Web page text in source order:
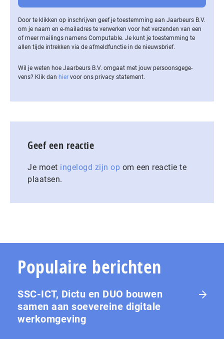
Door te klikken op inschrijven geef je toestemming aan Jaarbeurs B.V.
om je naam en e-mailadres te verwerken voor het verzenden van een
of meer mailings namens Computable. Je kunt je toestemming te
allen tijde intrekken via de af­meld­func­tie in de nieuwsbrief.
Wil je weten hoe Jaarbeurs B.V. omgaat met jouw per­soons­ge­ge­
vens? Klik dan hier voor ons privacy statement.
Geef een reactie
Je moet ingelogd zijn op om een reactie te
plaatsen.
Populaire berichten
SSC-ICT, Dictu en DUO bouwen
samen aan soevereine digitale
werkomgeving